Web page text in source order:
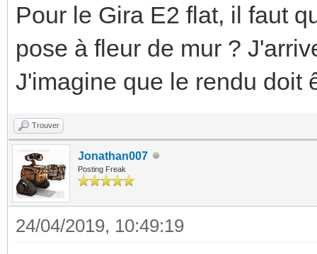
Pour le Gira E2 flat, il faut
pose à fleur de mur ?
J'imagine que le rendu doit
Trouver
Jonathan007
Posting Freak
24/04/2019, 10:49:19